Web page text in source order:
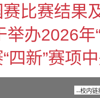
比赛结果
举办2026年
四新”赛项